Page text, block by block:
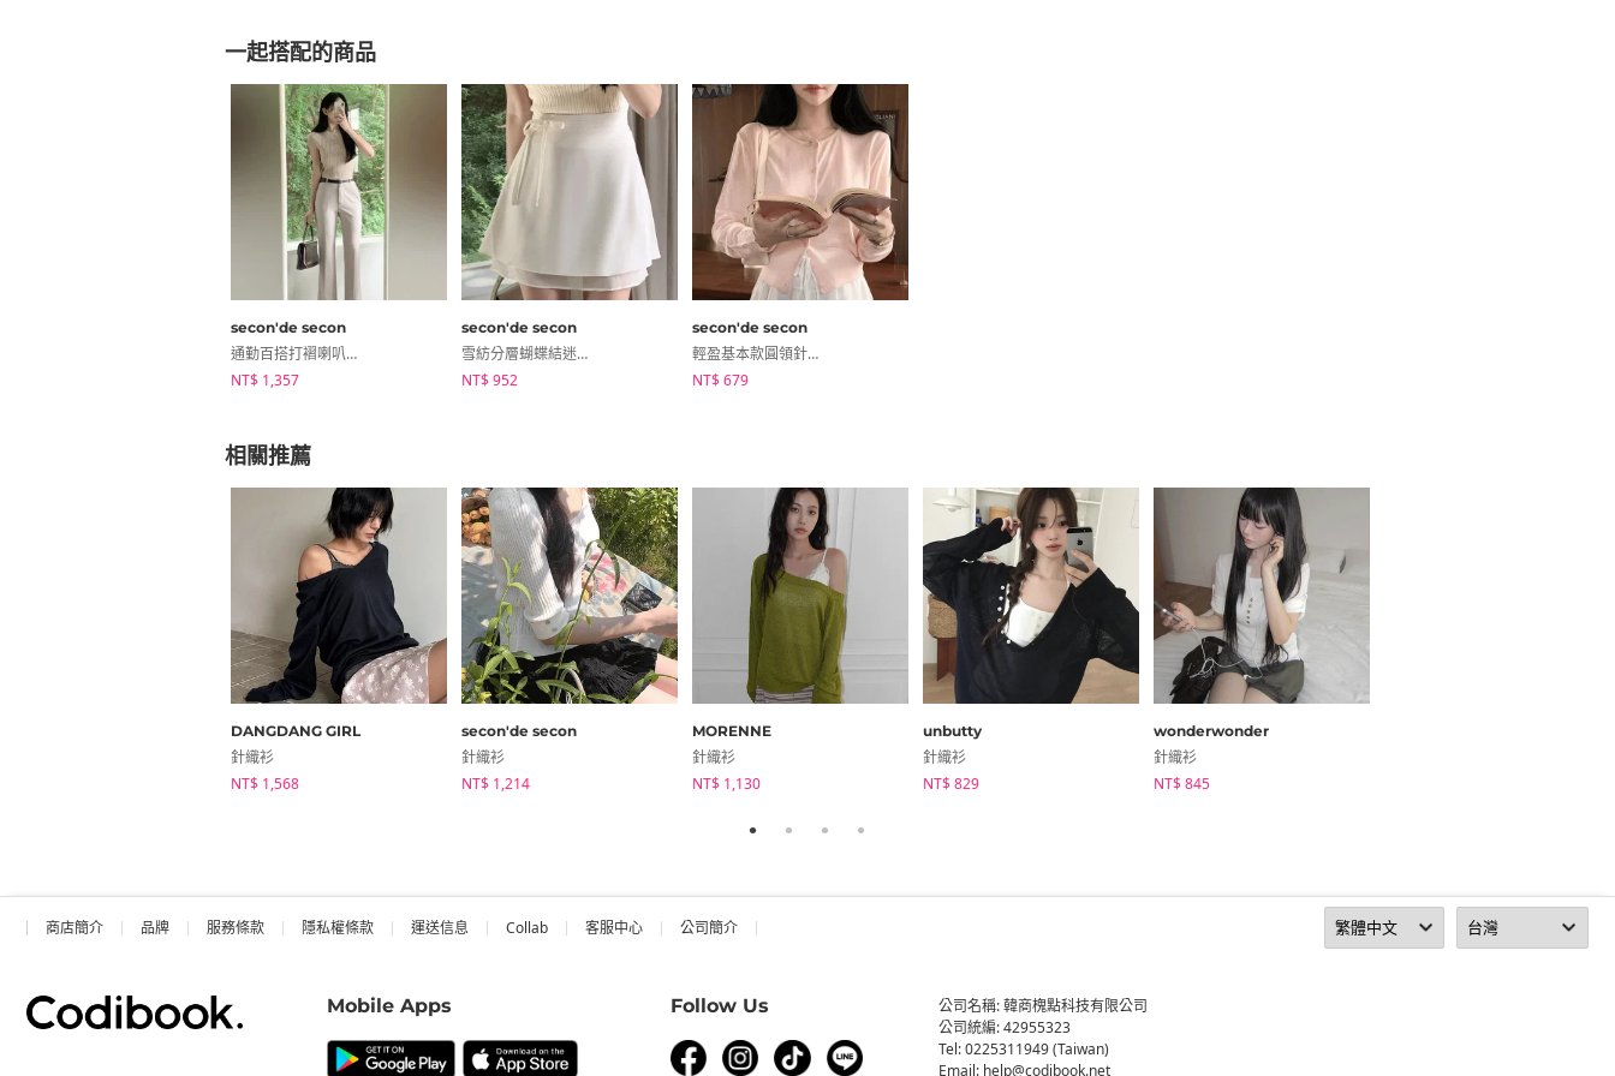
一起搭配的商品
secon'de secon
通勤百搭打褶喇叭西裝褲
NT$ 1,357
secon'de secon
雪紡分層蝴蝶結迷你裙
NT$ 952
secon'de secon
輕盈基本款圓領針織外套
NT$ 679
相關推薦
DANGDANG GIRL
針織衫
NT$ 1,568
secon'de secon
針織衫
NT$ 1,214
MORENNE
針織衫
NT$ 1,130
unbutty
針織衫
NT$ 829
wonderwonder
針織衫
NT$ 845
商店簡介 品牌 服務條款 隱私權條款 運送信息 Collab 客服中心 公司簡介
Mobile Apps Follow Us
公司名稱: 韓商槐點科技有限公司
公司統編: 42955323
Tel: 0225311949 (Taiwan)
Email: help@codibook.net